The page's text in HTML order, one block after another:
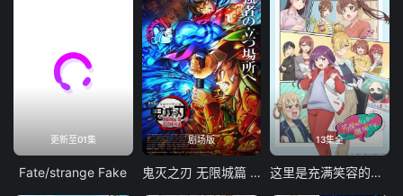
更新至01集
Fate/strange Fake
剧场版
鬼灭之刃 无限城篇 第一章 猗窝座再袭
13集全
这里是充满笑容的职场。